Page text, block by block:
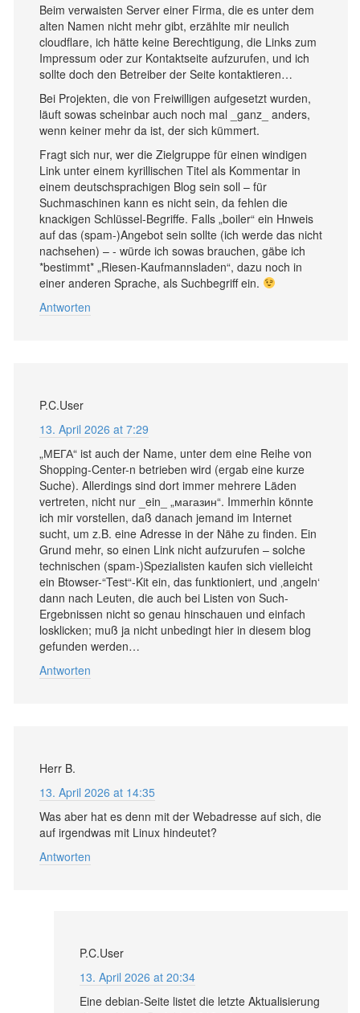
Beim verwaisten Server einer Firma, die es unter dem
alten Namen nicht mehr gibt, erzählte mir neulich
cloudflare, ich hätte keine Berechtigung, die Links zum
Impressum oder zur Kontaktseite aufzurufen, und ich
sollte doch den Betreiber der Seite kontaktieren…
Bei Projekten, die von Freiwilligen aufgesetzt wurden,
läuft sowas scheinbar auch noch mal _ganz_ anders,
wenn keiner mehr da ist, der sich kümmert.
Fragt sich nur, wer die Zielgruppe für einen windigen
Link unter einem kyrillischen Titel als Kommentar in
einem deutschsprachigen Blog sein soll – für
Suchmaschinen kann es nicht sein, da fehlen die
knackigen Schlüssel-Begriffe. Falls „boiler“ ein Hnweis
auf das (spam-)Angebot sein sollte (ich werde das nicht
nachsehen) – - würde ich sowas brauchen, gäbe ich
*bestimmt* „Riesen-Kaufmannsladen“, dazu noch in
einer anderen Sprache, als Suchbegriff ein.
Antworten
P.C.User
13. April 2026 at 7:29
„МЕГА“ ist auch der Name, unter dem eine Reihe von
Shopping-Center-n betrieben wird (ergab eine kurze
Suche). Allerdings sind dort immer mehrere Läden
vertreten, nicht nur _ein_ „магазин“. Immerhin könnte
ich mir vorstellen, daß danach jemand im Internet
sucht, um z.B. eine Adresse in der Nähe zu finden. Ein
Grund mehr, so einen Link nicht aufzurufen – solche
technischen (spam-)Spezialisten kaufen sich vielleicht
ein Btowser-“Test“-Kit ein, das funktioniert, und ‚angeln‘
dann nach Leuten, die auch bei Listen von Such-
Ergebnissen nicht so genau hinschauen und einfach
losklicken; muß ja nicht unbedingt hier in diesem blog
gefunden werden…
Antworten
Herr B.
13. April 2026 at 14:35
Was aber hat es denn mit der Webadresse auf sich, die
auf irgendwas mit Linux hindeutet?
Antworten
P.C.User
13. April 2026 at 20:34
Eine debian-Seite listet die letzte Aktualisierung